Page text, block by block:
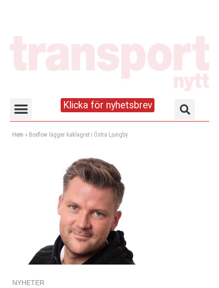
Klicka för nyhetsbrev
Hem » Boxflow lägger kaklagret i Östra Ljungby
NYHETER